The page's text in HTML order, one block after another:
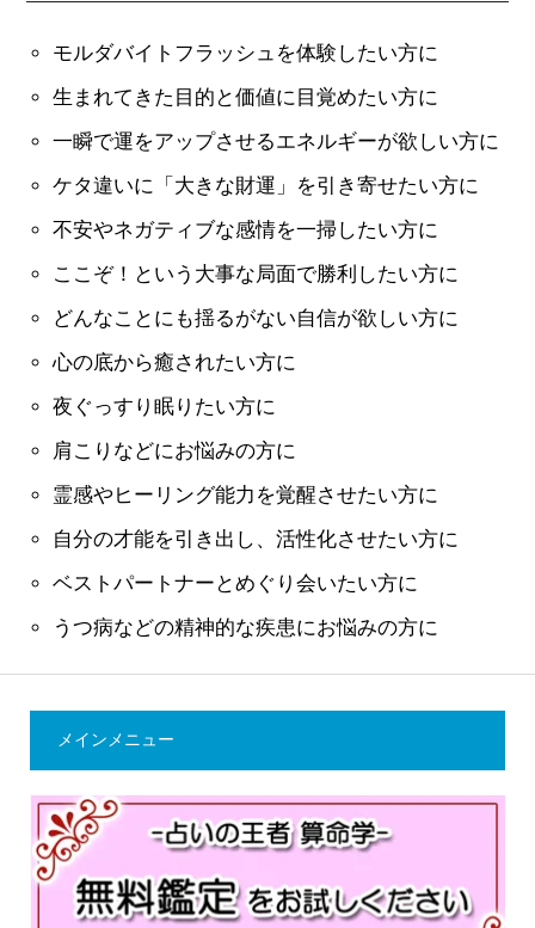
モルダバイトフラッシュを体験したい方に
生まれてきた目的と価値に目覚めたい方に
一瞬で運をアップさせるエネルギーが欲しい方に
ケタ違いに「大きな財運」を引き寄せたい方に
不安やネガティブな感情を一掃したい方に
ここぞ！という大事な局面で勝利したい方に
どんなことにも揺るがない自信が欲しい方に
心の底から癒されたい方に
夜ぐっすり眠りたい方に
肩こりなどにお悩みの方に
霊感やヒーリング能力を覚醒させたい方に
自分の才能を引き出し、活性化させたい方に
ベストパートナーとめぐり会いたい方に
うつ病などの精神的な疾患にお悩みの方に
メインメニュー